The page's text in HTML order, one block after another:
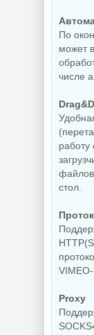
схем
По
может
числе
стол.
Proxy